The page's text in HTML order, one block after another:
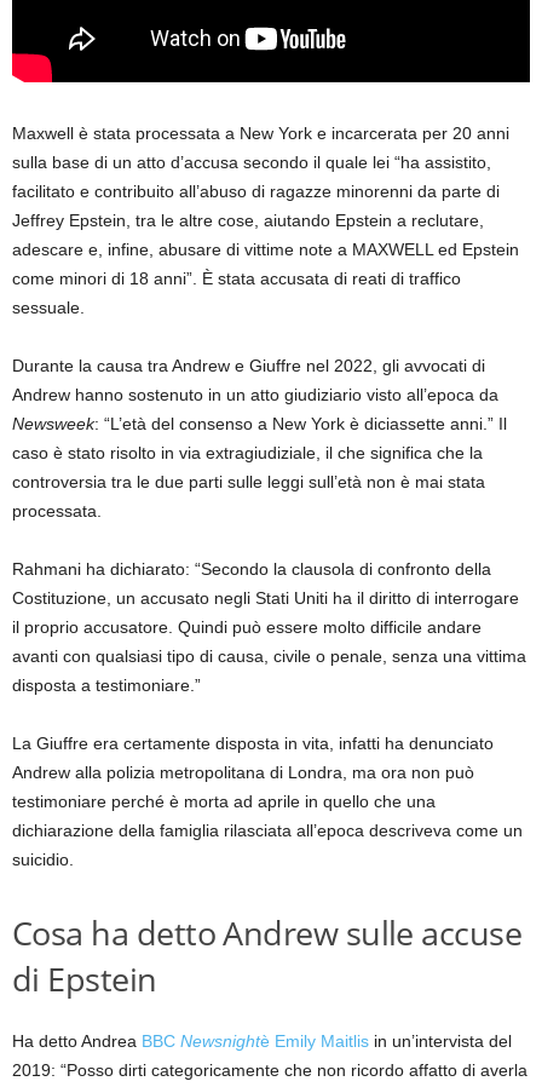
Maxwell è stata processata a New York e incarcerata per 20 anni
sulla base di un atto d’accusa secondo il quale lei “ha assistito,
facilitato e contribuito all’abuso di ragazze minorenni da parte di
Jeffrey Epstein, tra le altre cose, aiutando Epstein a reclutare,
adescare e, infine, abusare di vittime note a MAXWELL ed Epstein
come minori di 18 anni”. È stata accusata di reati di traffico
sessuale.
Durante la causa tra Andrew e Giuffre nel 2022, gli avvocati di
Andrew hanno sostenuto in un atto giudiziario visto all’epoca da
Newsweek: “L’età del consenso a New York è diciassette anni.” Il
caso è stato risolto in via extragiudiziale, il che significa che la
controversia tra le due parti sulle leggi sull’età non è mai stata
processata.
Rahmani ha dichiarato: “Secondo la clausola di confronto della
Costituzione, un accusato negli Stati Uniti ha il diritto di interrogare
il proprio accusatore. Quindi può essere molto difficile andare
avanti con qualsiasi tipo di causa, civile o penale, senza una vittima
disposta a testimoniare.”
La Giuffre era certamente disposta in vita, infatti ha denunciato
Andrew alla polizia metropolitana di Londra, ma ora non può
testimoniare perché è morta ad aprile in quello che una
dichiarazione della famiglia rilasciata all’epoca descriveva come un
suicidio.
Cosa ha detto Andrew sulle accuse
di Epstein
Ha detto Andrea BBC Newsnightè Emily Maitlis in un’intervista del
2019: “Posso dirti categoricamente che non ricordo affatto di averla